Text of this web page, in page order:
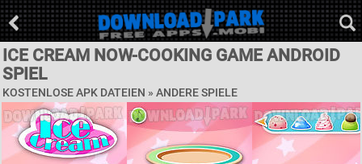
ICE CREAM NOW-COOKING GAME ANDROID
SPIEL
KOSTENLOSE APK DATEIEN » ANDERE SPIELE